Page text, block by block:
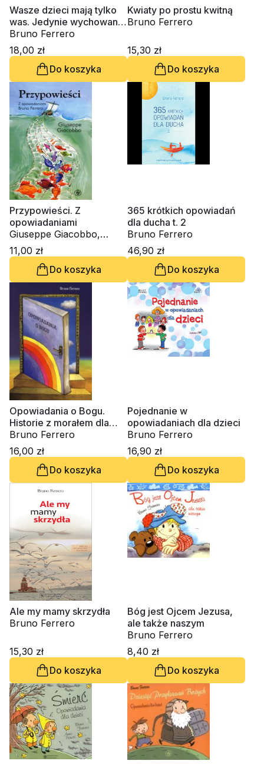
Wasze dzieci mają tylko
was. Jedynie wychowanie
może zmienić świat
Bruno Ferrero
18,00 zł
Do koszyka
Kwiaty po prostu kwitną
Bruno Ferrero
15,30 zł
Do koszyka
Przypowieści. Z
opowiadaniami
Giuseppe Giacobbo,
Bruno Ferrero
11,00 zł
Do koszyka
365 krótkich opowiadań
dla ducha t. 2
Bruno Ferrero
46,90 zł
Do koszyka
Opowiadania o Bogu.
Historie z morałem dla
rodziców, nauczycieli i
katechetów
Bruno Ferrero
16,00 zł
Do koszyka
Pojednanie w
opowiadaniach dla dzieci
Bruno Ferrero
16,90 zł
Do koszyka
Ale my mamy skrzydła
Bruno Ferrero
15,30 zł
Do koszyka
Bóg jest Ojcem Jezusa,
ale także naszym
Bruno Ferrero
8,40 zł
Do koszyka